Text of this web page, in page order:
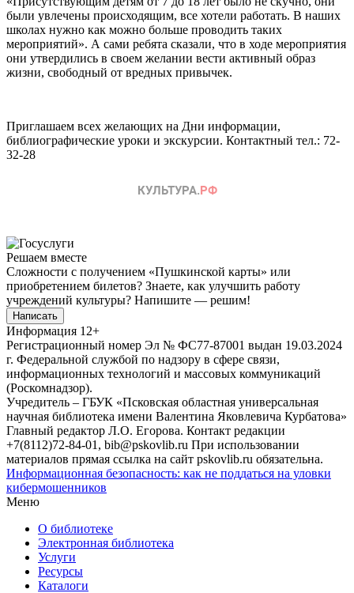
были увлечены происходящим, все хотели работать. В наших
школах нужно как можно больше проводить таких
мероприятий». А сами ребята сказали, что в ходе мероприятия
они утвердились в своем желании вести активный образ
жизни, свободный от вредных привычек.
Приглашаем всех желающих на Дни информации,
библиографические уроки и экскурсии. Контактный тел.: 72-
32-28
Решаем вместе
Сложности с получением «Пушкинской карты» или
приобретением билетов? Знаете, как улучшить работу
учреждений культуры? Напишите — решим!
Написать
Информация 12+
Регистрационный номер Эл № ФС77-87001 выдан 19.03.2024
г. Федеральной службой по надзору в сфере связи,
информационных технологий и массовых коммуникаций
(Роскомнадзор).
Учредитель – ГБУК «Псковская областная универсальная
научная библиотека имени Валентина Яковлевича Курбатова»
Главный редактор Л.О. Егорова. Контакт редакции
+7(8112)72-84-01, bib@pskovlib.ru При использовании
материалов прямая ссылка на сайт pskovlib.ru обязательна.
Информационная безопасность: как не поддаться на уловки
кибермошенников
Меню
О библиотеке
Электронная библиотека
Услуги
Ресурсы
Каталоги